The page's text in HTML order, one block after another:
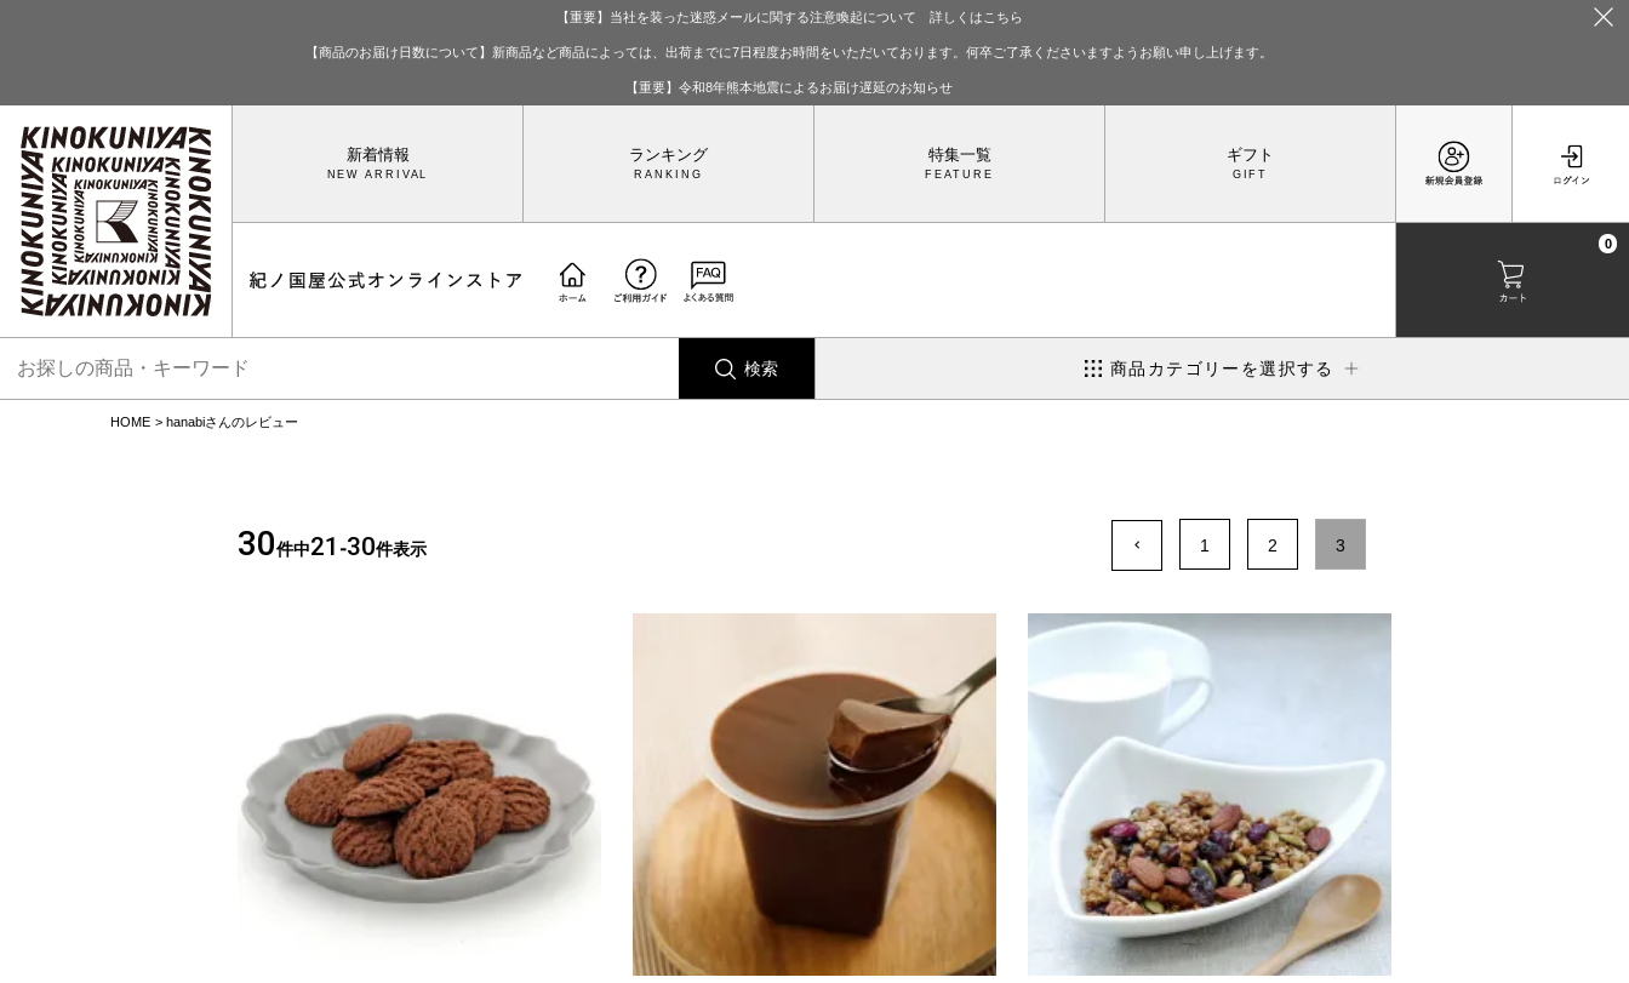
【重要】当社を装った迷惑メールに関する注意喚起について 詳しくはこちら
【商品のお届け日数について】新商品など商品によっては、出荷までに7日程度お時間をいただいております。何卒ご了承くださいますようお願い申し上げます。
【重要】令和8年熊本地震によるお届け遅延のお知らせ
0
新着情報 ランキング 特集一覧 ギフト
検索 商品カテゴリーを選択する
HOME hanabiさんのレビュー
30件中21 -30件表示 1 2 3